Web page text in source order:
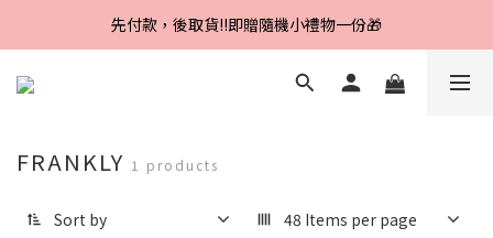
Line好友招募中，首購、回購皆贈100元
先付款，後取貨‼️即贈隨機小禮物一份🎁
Line好友招募中，首購、回購皆贈100元
FRANKLY 1 products
Sort by 48 Items per page